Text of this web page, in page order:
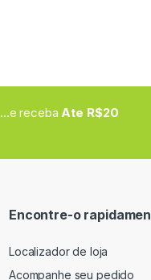
...e recebaAte R$20
Encontre-o
Localizador de loja
Acompanhe seu pedido